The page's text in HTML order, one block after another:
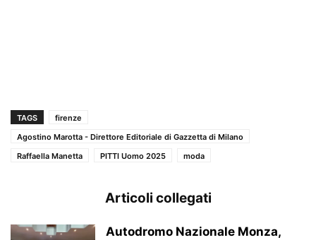
TAGS
firenze
Agostino Marotta - Direttore Editoriale di Gazzetta di Milano
Raffaella Manetta
PITTI Uomo 2025 moda
Articoli collegati
Autodromo Nazionale Monza,